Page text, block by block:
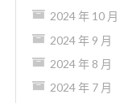
2024 年 10 月
2024 年 9 月
2024 年 8 月
2024 年 7 月